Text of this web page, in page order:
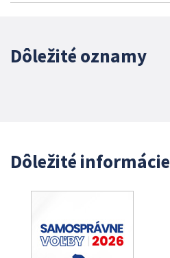
Dôležité oznamy
Dôležité informácie